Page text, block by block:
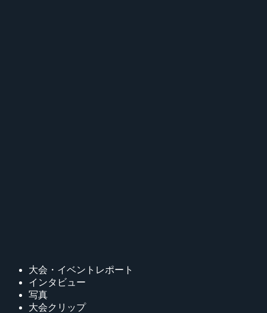
大会・イベントレポート
インタビュー
写真
大会クリップ